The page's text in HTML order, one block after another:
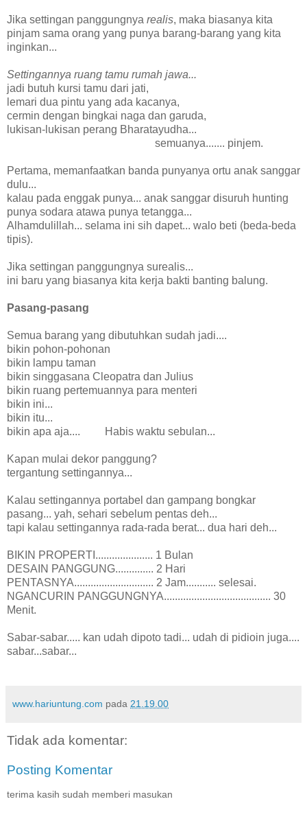
Jika settingan panggungnya realis, maka biasanya kita
pinjam sama orang yang punya barang-barang yang kita
inginkan...
Settingannya ruang tamu rumah jawa...
jadi butuh kursi tamu dari jati,
lemari dua pintu yang ada kacanya,
cermin dengan bingkai naga dan garuda,
lukisan-lukisan perang Bharatayudha...
semuanya....... pinjem.
Pertama, memanfaatkan banda punyanya ortu anak sanggar
dulu...
kalau pada enggak punya... anak sanggar disuruh hunting
punya sodara atawa punya tetangga...
Alhamdulillah... selama ini sih dapet... walo beti (beda-beda
tipis).
Jika settingan panggungnya surealis...
ini baru yang biasanya kita kerja bakti banting balung.
Pasang-pasang
Semua barang yang dibutuhkan sudah jadi....
bikin pohon-pohonan
bikin lampu taman
bikin singgasana Cleopatra dan Julius
bikin ruang pertemuannya para menteri
bikin ini...
bikin itu...
bikin apa aja.... Habis waktu sebulan...
Kapan mulai dekor panggung?
tergantung settingannya...
Kalau settingannya portabel dan gampang bongkar
pasang... yah, sehari sebelum pentas deh...
tapi kalau settingannya rada-rada berat... dua hari deh...
BIKIN PROPERTI..................... 1 Bulan
DESAIN PANGGUNG.............. 2 Hari
PENTASNYA............................. 2 Jam........... selesai.
NGANCURIN PANGGUNGNYA....................................... 30
Menit.
Sabar-sabar..... kan udah dipoto tadi... udah di pidioin juga....
sabar...sabar...
www.hariuntung.com pada 21.19.00
Tidak ada komentar:
Posting Komentar
terima kasih sudah memberi masukan